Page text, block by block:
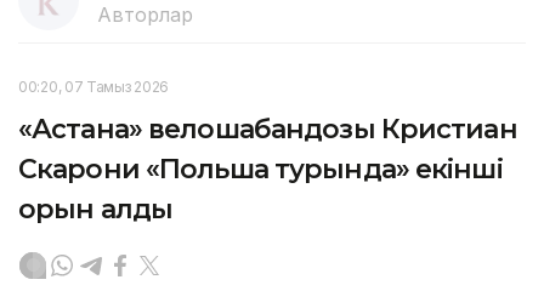
Авторлар
00:20, 07 Тамыз 2026
«Астана» велошабандозы Кристиан
Скарони «Польша турында» екінші
орын алды